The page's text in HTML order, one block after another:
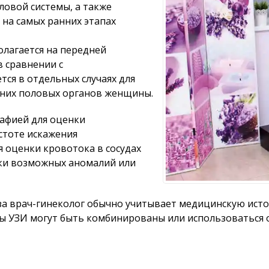
системы, а также
самых ранних этапах
на передней
с
в отдельных случаях для
половых органов женщины.
для оценки
искажения
кровотока в сосудах
возможных аномалий или
гинеколог обычно учитывает медицинскую
могут быть комбинированы или использоваться